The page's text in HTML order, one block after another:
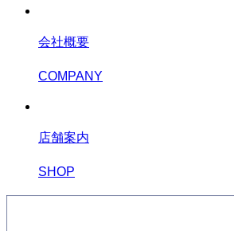
会社概要
COMPANY
店舗案内
SHOP